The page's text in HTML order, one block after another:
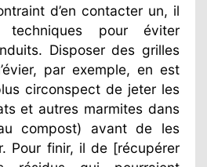
d’en contacter un, il
techniques pour éviter
Disposer des grilles
par exemple, en est
circonspect de jeter les
et autres marmites dans
compost) avant de les
Pour finir, il de [récupérer